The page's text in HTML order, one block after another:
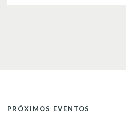
PRÓXIMOS EVENTOS